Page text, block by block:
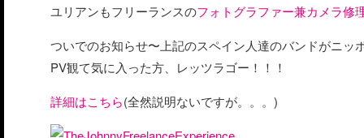
ユリアンもフリーランスのフォトグラファー兼カメラ修
ついでのお知らせ〜上記のスペイン人達のバンドがニッ
PV観て気に入った方、レッツラゴー！！！
詳細はこちら(全然説明ないですが。。。)